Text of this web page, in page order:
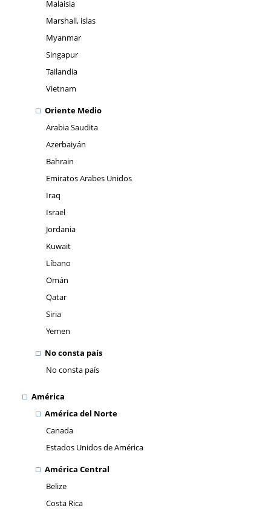
Malaisia
Marshall, islas
Myanmar
Singapur
Tailandia
Vietnam
Oriente Medio
Arabia Saudita
Azerbaiyán
Bahrain
Emiratos Arabes Unidos
Iraq
Israel
Jordania
Kuwait
Líbano
Omán
Qatar
Siria
Yemen
No consta país
No consta país
América
América del Norte
Canada
Estados Unidos de América
América Central
Belize
Costa Rica